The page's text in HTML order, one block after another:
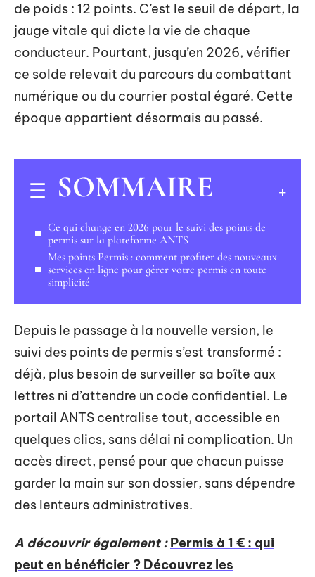
de poids : 12 points. C’est le seuil de départ, la
jauge vitale qui dicte la vie de chaque
conducteur. Pourtant, jusqu’en 2026, vérifier
ce solde relevait du parcours du combattant
numérique ou du courrier postal égaré. Cette
époque appartient désormais au passé.
SOMMAIRE
Ce qui change en 2026 pour le suivi des points de
permis sur la plateforme ANTS
Mes points Permis : comment profiter des nouveaux
services en ligne pour gérer votre permis en toute
simplicité
Depuis le passage à la nouvelle version, le
suivi des points de permis s’est transformé :
déjà, plus besoin de surveiller sa boîte aux
lettres ni d’attendre un code confidentiel. Le
portail ANTS centralise tout, accessible en
quelques clics, sans délai ni complication. Un
accès direct, pensé pour que chacun puisse
garder la main sur son dossier, sans dépendre
des lenteurs administratives.
A découvrir également : Permis à 1 € : qui
peut en bénéficier ? Découvrez les